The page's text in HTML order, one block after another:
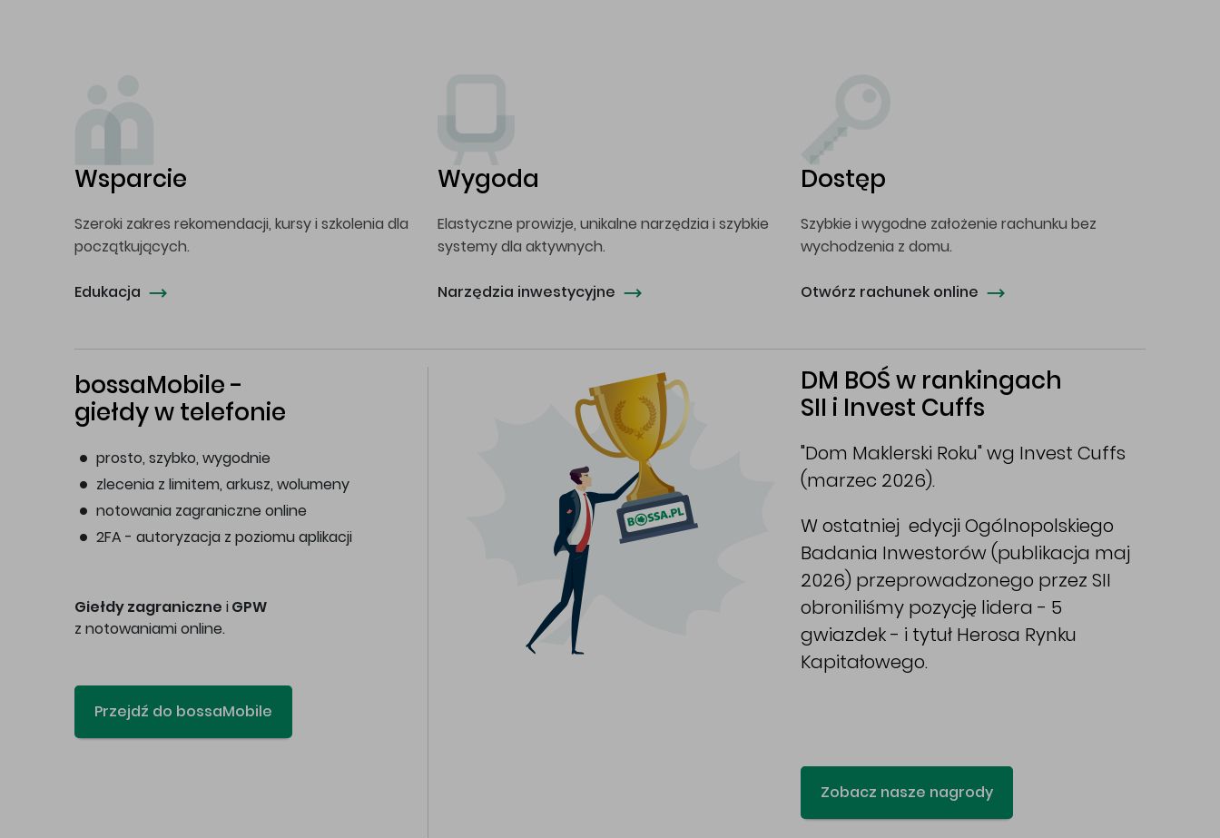
Wsparcie
Szeroki zakres rekomendacji, kursy i szkolenia dla
początkujących.
Edukacja
Wygoda
Elastyczne prowizje, unikalne narzędzia i szybkie
systemy dla aktywnych.
Narzędzia inwestycyjne
Dostęp
Szybkie i wygodne założenie rachunku bez
wychodzenia z domu.
Otwórz rachunek online
bossaMobile -
giełdy w telefonie
prosto, szybko, wygodnie
zlecenia z limitem, arkusz, wolumeny
notowania zagraniczne online
2FA - autoryzacja z poziomu aplikacji
Giełdy zagraniczne i GPW
z notowaniami online.
Przejdź do bossaMobile
DM BOŚ w rankingach
SII i Invest Cuffs
"Dom Maklerski Roku" wg Invest Cuffs
(marzec 2026).
W ostatniej edycji Ogólnopolskiego
Badania Inwestorów (publikacja maj
2026) przeprowadzonego przez SII
obroniliśmy pozycję lidera - 5
gwiazdek - i tytuł Herosa Rynku
Kapitałowego.
Zobacz nasze nagrody